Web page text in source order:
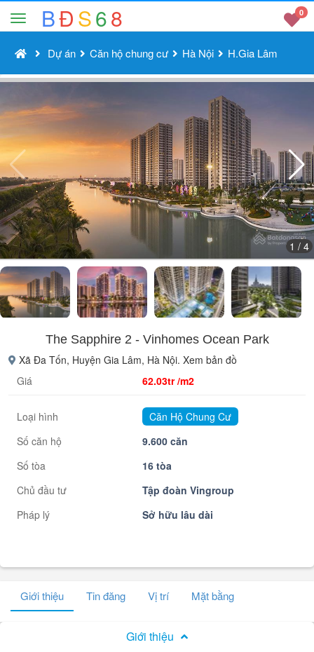
BĐS68 0
Dự án Căn hộ chung cư Hà Nội H.Gia Lâm
1 / 4
The Sapphire 2 - Vinhomes Ocean Park
Xã Đa Tốn, Huyện Gia Lâm, Hà Nội. Xem bản đồ
Giá
62.03tr /m2
Loại hình
Căn Hộ Chung Cư
Số căn hộ
9.600 căn
Số tòa
16 tòa
Chủ đầu tư
Tập đoàn Vingroup
Pháp lý
Sở hữu lâu dài
Giới thiệu Tin đăng Vị trí Mặt bằng
Giới thiệu